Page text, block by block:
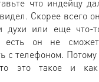
что индейцу
Скорее всего
духи или еще что-
есть он не
с телефоном. Потому
это такое и